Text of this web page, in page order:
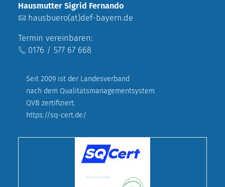
Hausmutter Sigrid Fernando
hausbuero(at)def-bayern.de
Termin vereinbaren:
0176 / 577 67 668
Seit 2009 ist der Landesverband
nach dem Qualitätsmanagementsystem
QVB zertifiziert.
https://sq-cert.de/